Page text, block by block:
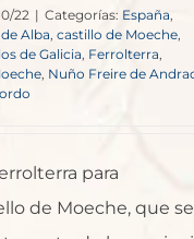
22 | Categorías: España,
Alba castillo de Moeche
de Galicia, Ferrolterra
Nuño Freire de
para
de Moeche, que se